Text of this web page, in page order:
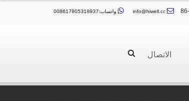
info@hiwell.cc واتساب:008617805318937
الاتصال